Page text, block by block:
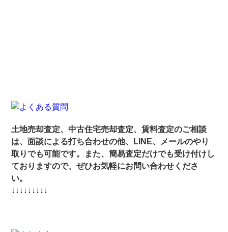
土地売却査定、中古住宅売却査定、賃料査定のご相談
は、面談による打ち合わせの他、LINE、メールのやり
取りでも可能です。また、簡易査定だけでも受け付けし
ておりますので、ぜひお気軽にお問い合わせくださ
い。
↓↓↓↓↓↓↓↓↓